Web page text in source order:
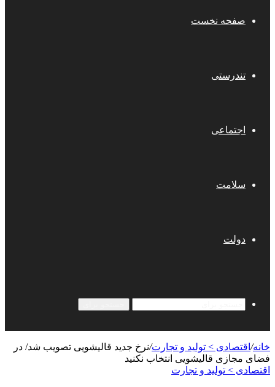
صفحه نخست
تندرستی
اجتماعی
سلامت
دولت
خانه/ اقتصادی > تولید و تجارت/نرخ جدید قالیشویی تصویب شد/ در
فضای مجازی قالیشویی انتخاب نکنید
اقتصادی > تولید و تجارت